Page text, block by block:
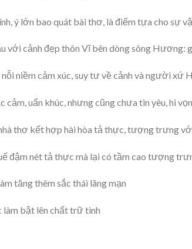
ý lớn bao quát bài thơ, là điểm tựa cho sự
với cảnh đẹp thôn Vĩ bên dòng sông Hương:
nỗi niềm cảm xúc, suy tư về cảnh và người xứ
cảm, uẩn khúc, nhưng cũng chưa tin yêu, hi
thơ kết hợp hài hòa tả thực, tượng trưng
đậm nét tả thực mà lại có tầm cao tượng
tăng thêm sắc thái lãng mạn
làm bật lên chất trữ tình